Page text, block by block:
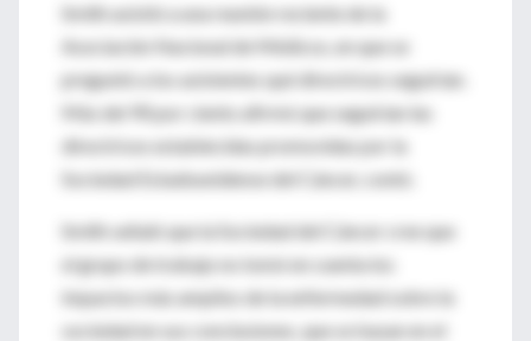
Smith asistió a una reunión reciente de la
Asociación Nacional de Médicos, en que se
preguntó a los asistentes qué directrices seguirían.
Más del 90 por ciento afirmó que seguirían las
directrices establecidas promovidas por la
Sociedad Estadounidense del Cáncer, contó.
Smith señaló que la Sociedad del Cáncer cree que
el grupo de trabajo no tomó en cuenta los
impactos más amplios de la enfermedad sobre la
sociedad en sus conclusiones, que se basan en el